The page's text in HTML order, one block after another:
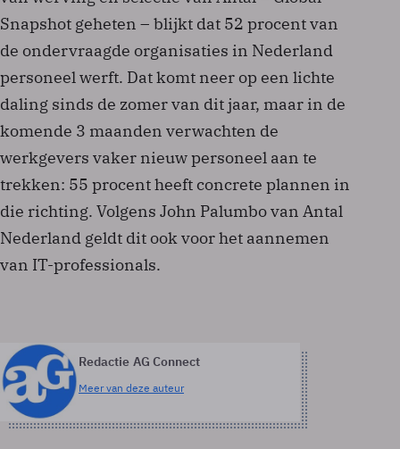
Snapshot geheten – blijkt dat 52 procent van
de ondervraagde organisaties in Nederland
personeel werft. Dat komt neer op een lichte
daling sinds de zomer van dit jaar, maar in de
komende 3 maanden verwachten de
werkgevers vaker nieuw personeel aan te
trekken: 55 procent heeft concrete plannen in
die richting. Volgens John Palumbo van Antal
Nederland geldt dit ook voor het aannemen
van IT-professionals.
Redactie AG Connect
Meer van deze auteur